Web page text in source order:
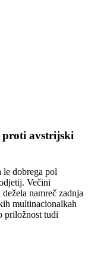
proti avstrijski
dobrega pol
Večini
namreč zadnja
multinacionalkah
priložnost tudi